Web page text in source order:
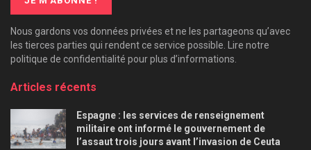
Nous gardons vos données privées et ne les partageons qu’avec
les tierces parties qui rendent ce service possible. Lire notre
politique de confidentialité pour plus d’informations.
Articles récents
Espagne : les services de renseignement
militaire ont informé le gouvernement de
l’assaut trois jours avant l’invasion de Ceuta